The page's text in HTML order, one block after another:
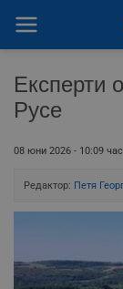
Експерти
Русе
08 юни 2026 - 10:09
Редактор: Петя